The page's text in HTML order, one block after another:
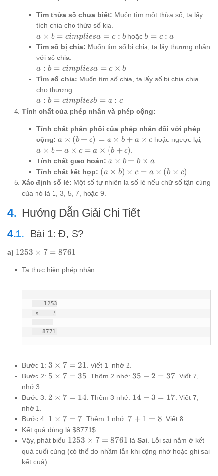
Tìm thừa số chưa biết: Muốn tìm một thừa số, ta lấy
tích chia cho thừa số kia.
a
\times
b = c
implies
a = c :
b
a × b = cimpliesa = c : b hoặcb
=
a
b = c : a
Tìm số bị chia: Muốn tìm số bị chia, ta lấy thương nhân
với số chia.
a : b =
c
implies
a = c
\times
b
a : b = cimpliesa = c × b
Tìm số chia: Muốn tìm số chia, ta lấy số bị chia chia
cho thương.
a : b =
c
b = a :
c
a : b = cimpliesb = a : c
Tính chất của phép nhân và phép cộng:
Tính chất phân phối của phép nhân đối với phép
cộng: a
\times
(b +
c) = a
\times
b + a
\times
c
a × (b + c) = a × b + a × c hoặc ngược lại,
a × b + a × c = a × (b + c)
Tính chất giao hoán: a
\times
b = b
a × b = b × a.
Tính chất kết hợp: (a
\times
b)
c = a
\times
(a × b) × c = a × (b × c)
Xác định số lẻ: Một số tự nhiên là số lẻ nếu chữ số tận cùng
của nó là 1, 3, 5, 7, hoặc 9.
Hướng Dẫn Giải Chi Tiết
Bài 1: Đ, S?
a) 1253
7 =
1253 × 7 = 8761
Ta thực hiện phép nhân:
   8771
Bước 1: 3
\times
3 × 7 = 21 . Viết 1, nhớ 2.
Bước 2: 5
7 = 35
5 × 7 = 35 . Thêm 2 nhớ:35
2
37
35 + 2 = 37 . Viết 7,
nhớ 3.
Bước 3: 2
7 = 14
2 × 7 = 14 . Thêm 3 nhớ: 14
17
14 + 3 = 17 . Viết 7,
nhớ 1.
Bước 4: 1
\times
7 = 7
1 × 7 = 7 . Thêm 1 nhớ: 7
1
=
7 + 1 = 8 . Viết 8.
Kết quả đúng là $8771$.
Vậy, phát biểu 1253
\times
1253 × 7 = 8761 làSai . Lỗi sai nằm ở kết
quả cuối cùng (có thể do nhầm lẫn khi cộng nhớ hoặc ghi sai
kết quả).